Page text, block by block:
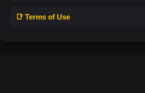
📑 Terms of Use